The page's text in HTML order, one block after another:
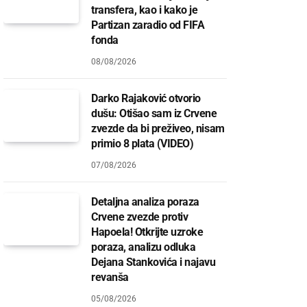
transfera, kao i kako je
Partizan zaradio od FIFA
fonda
08/08/2026
Darko Rajaković otvorio
dušu: Otišao sam iz Crvene
zvezde da bi preživeo, nisam
primio 8 plata (VIDEO)
07/08/2026
Detaljna analiza poraza
Crvene zvezde protiv
Hapoela! Otkrijte uzroke
poraza, analizu odluka
Dejana Stankovića i najavu
revanša
05/08/2026